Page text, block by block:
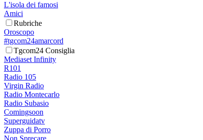
L'isola dei famosi
Amici
Rubriche
Oroscopo
#tgcom24amarcord
Tgcom24 Consiglia
Mediaset Infinity
R101
Radio 105
Virgin Radio
Radio Montecarlo
Radio Subasio
Comingsoon
Superguidatv
Zuppa di Porro